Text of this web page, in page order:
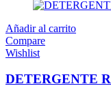
Añadir al carrito
Compare
Wishlist
DETERGENTE